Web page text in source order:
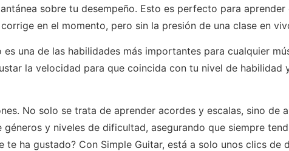
sobre tu desempeño. Esto es perfecto para
en el momento, pero sin la presión de una clase en
una de las habilidades más importantes para cualquier
la velocidad para que coincida con tu nivel de habilidad
No solo se trata de aprender acordes y escalas, sino de
y niveles de dificultad, asegurando que siempre
ha gustado? Con Simple Guitar, está a solo unos clics de